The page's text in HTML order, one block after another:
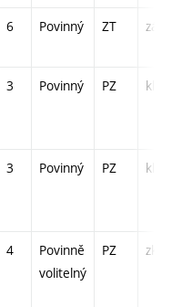
6 Povinný ZT zá,zk
3 Povinný PZ kl
3 Povinný PZ kl
4
Povinně
volitelný
PZ zk